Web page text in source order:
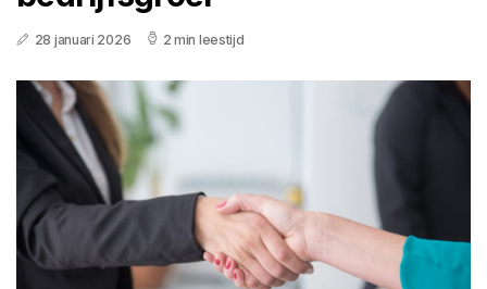
28 januari 2026 2 min leestijd